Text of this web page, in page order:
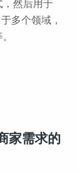
然后用于
多个领域，
家需求的